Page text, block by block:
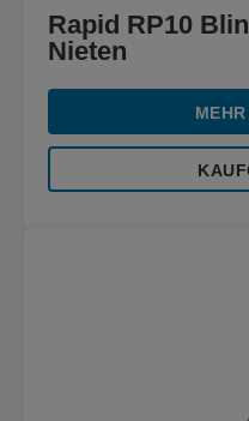
Rapid RP10
Nieten